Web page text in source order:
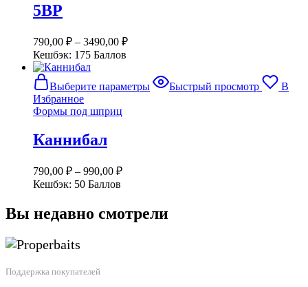
5ВР
790,00 ₽ – 3490,00 ₽
Кешбэк: 175 Баллов
Выберите параметры
Этот
товарБыстрый просмотр
В
Избранное
Формы под шприц
Каннибал
790,00 ₽ – 990,00 ₽
Кешбэк: 50 Баллов
Вы недавно смотрели
Поддержка покупателей